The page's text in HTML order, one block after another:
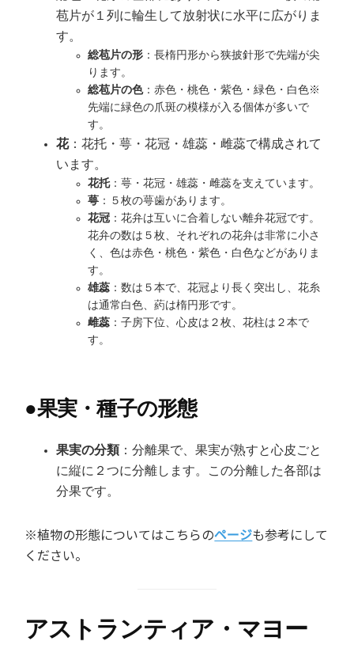
苞片が１列に輪生して放射状に水平に広がりま
す。
総苞片の形 ：長楕円形から狭披針形で先端が尖
ります。
総苞片の色：赤色・桃色・紫色・緑色・白色※
先端に緑色の爪斑の模様が入る個体が多いで
す。
花：花托・萼・花冠・雄蕊・雌蕊で構成されて
います。
花托：萼・花冠・雄蕊・雌蕊を支えています。
萼 ：５枚の萼歯があります。
花冠 ：花弁は互いに合着しない離弁花冠です。
花弁の数は５枚、それぞれの花弁は非常に小さ
く、色は赤色・桃色・紫色・白色などがありま
す。
雄蕊 ：数は５本で、花冠より長く突出し、花糸
は通常白色、葯は楕円形です。
雌蕊 ：子房下位、心皮は２枚、花柱は２本で
す。
●果実・種子の形態
果実の分類 ：分離果で、果実が熟すと心皮ごと
に縦に２つに分離します。この分離した各部は
分果です。
※植物の形態についてはこちらのページも参考にして
ください。
アストランティア・マヨー